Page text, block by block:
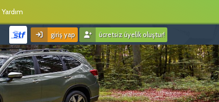
Yardım
giriş yap ücretsiz üyelik oluştur!